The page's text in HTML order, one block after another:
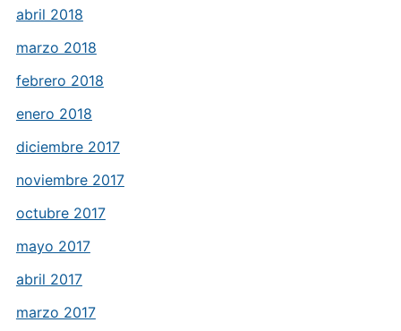
abril 2018
marzo 2018
febrero 2018
enero 2018
diciembre 2017
noviembre 2017
octubre 2017
mayo 2017
abril 2017
marzo 2017